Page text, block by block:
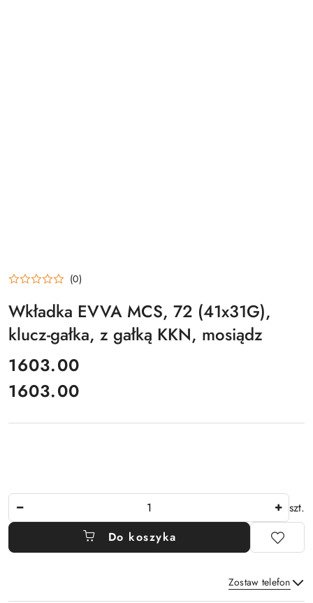
(0)
Wkładka EVVA MCS, 72 (41x31G),
klucz-gałka, z gałką KKN, mosiądz
cena:
1603.00
Cena:
1603.00
szt.
Do koszyka
Zostaw telefon